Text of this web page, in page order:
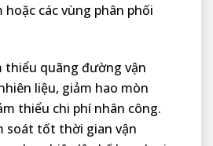
các vùng phân phối
thiểu quãng đường vận
liệu, giảm hao mòn
thiểu chi phí nhân công.
soát tốt thời gian vận